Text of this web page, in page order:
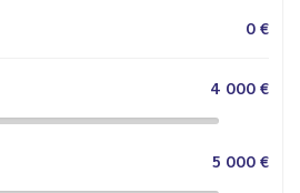
0 €
4 000 €
5 000 €